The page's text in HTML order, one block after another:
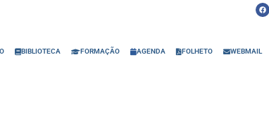
F
a
c
k
BIBLIOTECA FORMAÇÃO AGENDA FOLHETO WEBMAIL